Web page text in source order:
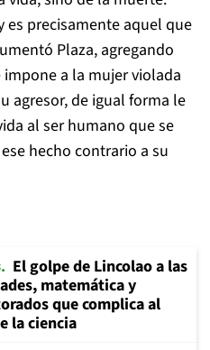
es precisamente aquel que
Plaza, agregando
a la mujer violada
agresor, de igual forma le
al ser humano que se
hecho contrario a su
El golpe de Lincolao a las
matemática y
que complica al
la ciencia